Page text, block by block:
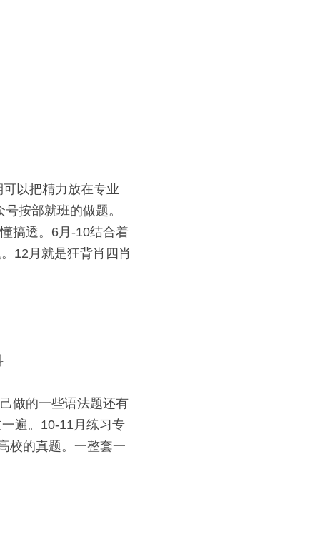
以把精力放在专业
按部就班的做题。
搞透。6月-10结合着
12月就是狂背肖四肖
做的一些语法题还有
遍。10-11月练习专
校的真题。一整套一